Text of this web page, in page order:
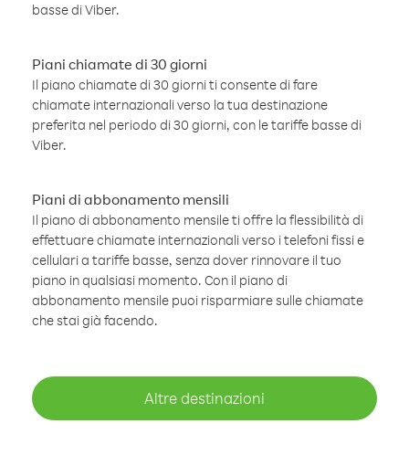
basse di Viber.
Piani chiamate di 30 giorni
Il piano chiamate di 30 giorni ti consente di fare
chiamate internazionali verso la tua destinazione
preferita nel periodo di 30 giorni, con le tariffe basse di
Viber.
Piani di abbonamento mensili
Il piano di abbonamento mensile ti offre la flessibilità di
effettuare chiamate internazionali verso i telefoni fissi e
cellulari a tariffe basse, senza dover rinnovare il tuo
piano in qualsiasi momento. Con il piano di
abbonamento mensile puoi risparmiare sulle chiamate
che stai già facendo.
Altre destinazioni